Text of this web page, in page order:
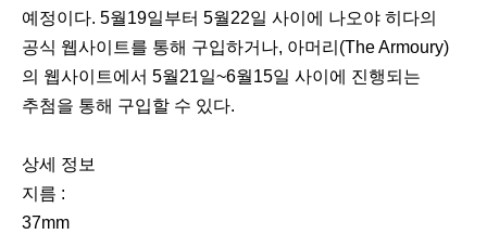
예정이다. 5월19일부터 5월22일 사이에 나오야 히다의
공식 웹사이트를 통해 구입하거나, 아머리(The Armoury)
의 웹사이트에서 5월21일~6월15일 사이에 진행되는
추첨을 통해 구입할 수 있다.
상세 정보
지름 :
37mm